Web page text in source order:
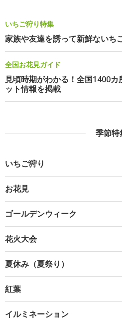
いちご狩り特集
家族や友達を誘って新鮮ないち
全国お花見ガイド
見頃時期がわかる！全国1400
ット情報を掲載
季節特
いちご狩り
お花見
ゴールデンウィーク
花火大会
夏休み（夏祭り）
紅葉
イルミネーション